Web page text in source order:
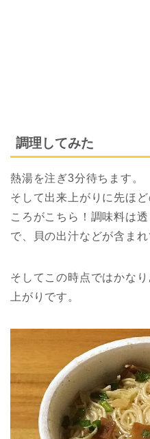
調理してみた
熱湯を注ぎ3分待ちます。
そして出来上がりに先ほ
ころがこちら！調味料は
で、貝の出汁などが含まれ
そしてこの時点ではかな
上がりです。